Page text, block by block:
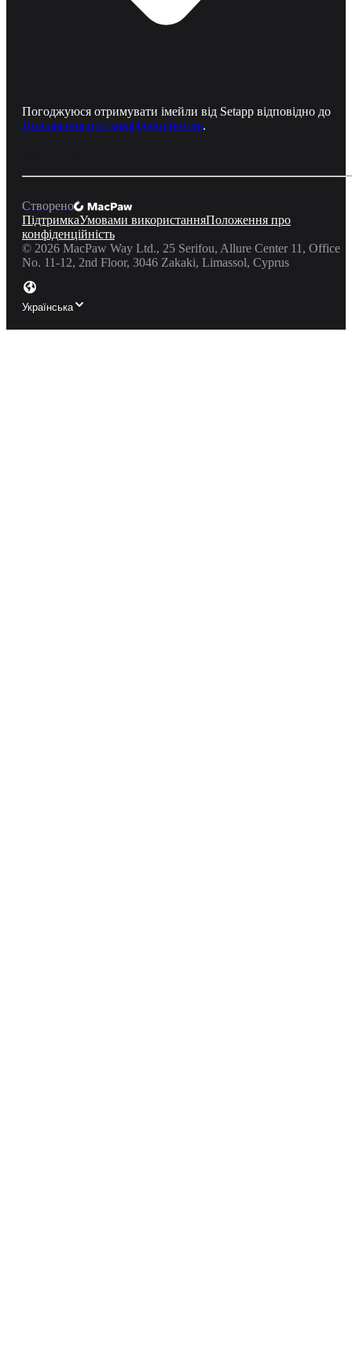
Погоджуюся отримувати імейли від Setapp відповідно до
Положення про конфіденційність.
Створено
ПідтримкаУмовами використанняПоложення про
конфіденційність
© 2026 MacPaw Way Ltd., 25 Serifou, Allure Center 11, Office
No. 11-12, 2nd Floor, 3046 Zakaki, Limassol, Cyprus
Українська